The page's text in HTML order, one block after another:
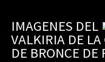
IMAGENES DEL
VALKIRIA DE LA
DE BRONCE DE